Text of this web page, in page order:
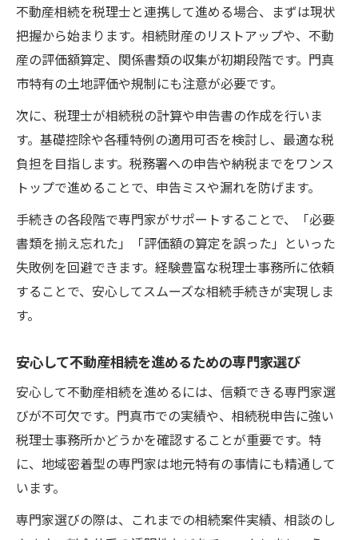
不動産相続を税理士と連携して進める場合、まずは現状
把握から始まります。相続財産のリストアップや、不動
産の評価額算定、関係書類の収集が初期段階です。門真
市特有の土地評価や規制にも注意が必要です。
次に、税理士が相続税の計算や申告書の作成を行いま
す。基礎控除や各種特例の適用可否を検討し、最適な税
負担を目指します。税務署への申告や納税までをワンス
トップで進めることで、申告ミスや漏れを防げます。
手続きの各段階で専門家がサポートすることで、「必要
書類を揃え忘れた」「評価額の算定を誤った」といった
失敗例を回避できます。経験豊富な税理士事務所に依頼
することで、安心してスムーズな相続手続きが実現しま
す。
安心して不動産相続を進めるための専門家選び
安心して不動産相続を進めるには、信頼できる専門家選
びが不可欠です。門真市での実績や、相続税申告に強い
税理士事務所かどうかを確認することが重要です。特
に、地域密着型の専門家は地元特有の事情にも精通して
います。
専門家選びの際は、これまでの相続案件実績、相談のし